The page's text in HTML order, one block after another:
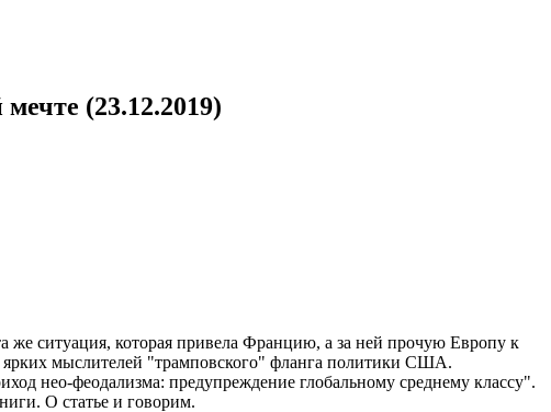
(23.12.2019)
же ситуация, которая привела Францию, а за ней прочую Европу к
мыслителей "трамповского" фланга политики США.
нео-феодализма: предупреждение глобальному среднему классу".
О статье и говорим.